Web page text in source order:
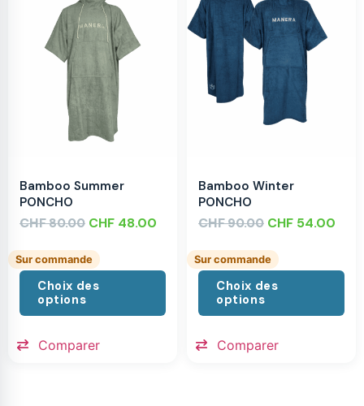
Bamboo Summer
PONCHO
CHF80.00 CHF 48.00
Sur commande
Choix des
options
Comparer
Bamboo Winter
PONCHO
CHF90.00 CHF 54.00
Sur commande
Choix des
options
Comparer